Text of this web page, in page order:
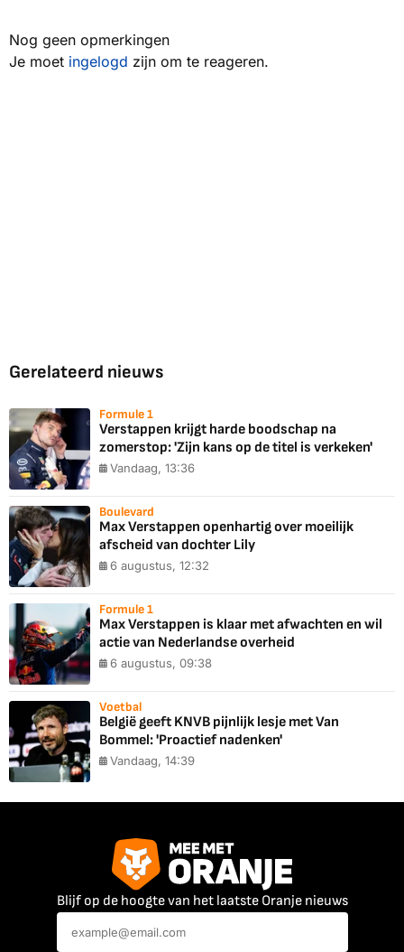
Nog geen opmerkingen
Je moet ingelogd zijn om te reageren.
Gerelateerd nieuws
Formule 1
Verstappen krijgt harde boodschap na
zomerstop: 'Zijn kans op de titel is verkeken'
Vandaag, 13:36
Boulevard
Max Verstappen openhartig over moeilijk
afscheid van dochter Lily
6 augustus, 12:32
Formule 1
Max Verstappen is klaar met afwachten en wil
actie van Nederlandse overheid
6 augustus, 09:38
Voetbal
België geeft KNVB pijnlijk lesje met Van
Bommel: 'Proactief nadenken'
Vandaag, 14:39
Blijf op de hoogte van het laatste Oranje nieuws